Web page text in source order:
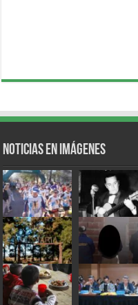
Noticias en Imágenes